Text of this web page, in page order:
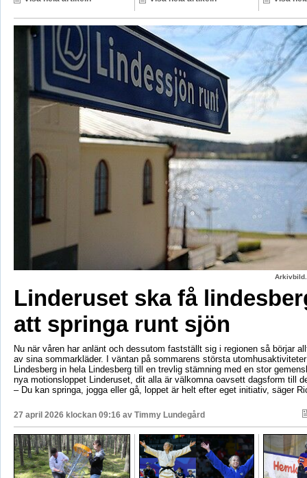
Linderuset ska få
att springa runt sjön
Nu när våren har anlänt och dessutom fastställt sig i regionen så börjar
av sina sommarkläder. I väntan på sommarens största
Lindesberg in hela Lindesberg till en trevlig stämning med en stor
nya motionsloppet Linderuset, dit alla är välkomna oavsett dagsform till
– Du kan springa, jogga eller gå, loppet är helt efter eget initiativ, säger
27 april 2026 klockan 09:16 av Timmy Lundegård